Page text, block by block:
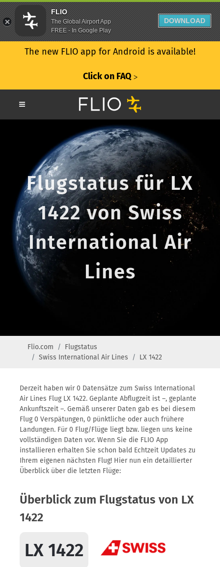
The new FLIO app for Android is available!
Click on FAQ ᐳ
Flugstatus für LX
1422 von Swiss
International Air
Lines
Flio.com
Flugstatus
Swiss International Air Lines
LX 1422
Derzeit haben wir 0 Datensätze zum Swiss International
Air Lines Flug LX 1422. Geplante Abflugzeit ist –, geplante
Ankunftszeit –. Gemäß unserer Daten gab es bei diesem
Flug 0 Verspätungen, 0 pünktliche oder auch frühere
Landungen. Für 0 Flug/Flüge liegt bzw. liegen uns keine
vollständigen Daten vor. Wenn Sie die FLIO App
installieren erhalten Sie schon bald Echtzeit Updates zu
Ihrem eigenen nächsten Flug! Hier nun ein detaillierter
Überblick über die letzten Flüge:
Überblick zum Flugstatus von LX
1422
LX 1422
FLIO
The Global Airport App
FREE - In Google Play
DOWNLOAD